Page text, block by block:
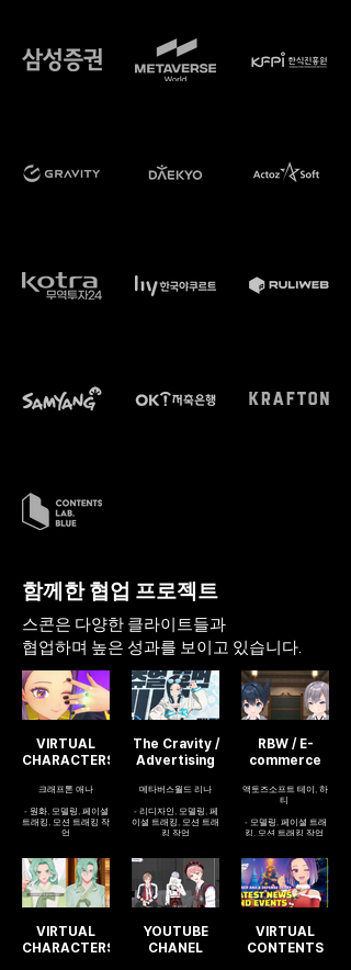
함께한 협업 프로젝트
스콘은 다양한 클라이트들과
협업하며 높은 성과를 보이고 있습니다.
VIRTUAL
CHARACTERS
크래프톤 애나
- 원화, 모델링, 페이셜
트래킹, 모션 트래킹 작
업
The Cravity /
Advertising
메타버스월드 리나
- 리디자인, 모델링, 페
이셜 트래킹, 모션 트래
킹 작업
RBW / E-
commerce
액토즈소프트 테이, 하
티
- 모델링, 페이셜 트래
킹, 모션 트래킹 작업
VIRTUAL
CHARACTERS
YOUTUBE
CHANEL
VIRTUAL
CONTENTS